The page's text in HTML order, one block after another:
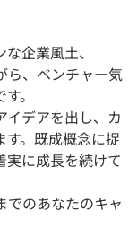
企業風土、
ら、ベンチャー気
。
イデアを出し、カ
。既成概念に捉
実に成長を続けて
でのあなたのキャ